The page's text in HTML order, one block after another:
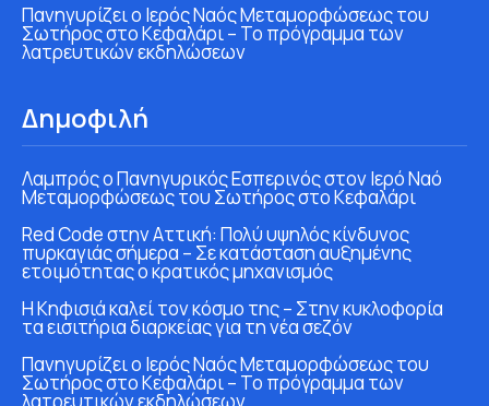
Πανηγυρίζει ο Ιερός Ναός Μεταμορφώσεως του
Σωτήρος στο Κεφαλάρι – Το πρόγραμμα των
λατρευτικών εκδηλώσεων
Δημοφιλή
Λαμπρός ο Πανηγυρικός Εσπερινός στον Ιερό Ναό
Μεταμορφώσεως του Σωτήρος στο Κεφαλάρι
Red Code στην Αττική: Πολύ υψηλός κίνδυνος
πυρκαγιάς σήμερα – Σε κατάσταση αυξημένης
ετοιμότητας ο κρατικός μηχανισμός
Η Κηφισιά καλεί τον κόσμο της – Στην κυκλοφορία
τα εισιτήρια διαρκείας για τη νέα σεζόν
Πανηγυρίζει ο Ιερός Ναός Μεταμορφώσεως του
Σωτήρος στο Κεφαλάρι – Το πρόγραμμα των
λατρευτικών εκδηλώσεων